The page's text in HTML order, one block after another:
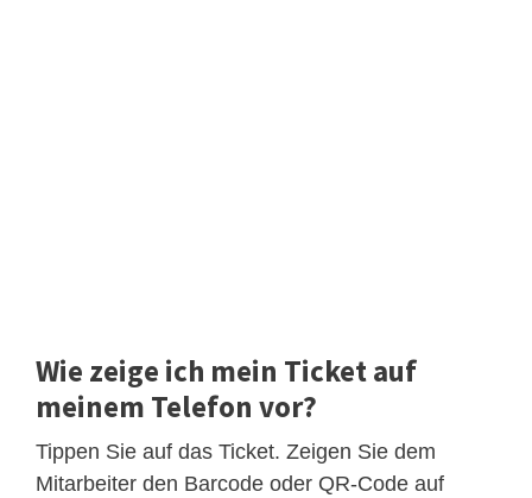
Wie zeige ich mein Ticket auf
meinem Telefon vor?
Tippen Sie auf das Ticket. Zeigen Sie dem
Mitarbeiter den Barcode oder QR-Code auf